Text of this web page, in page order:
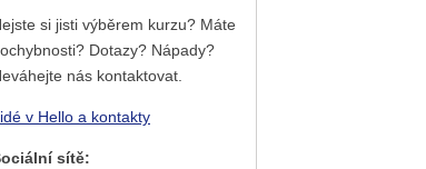
si jisti výběrem kurzu? Máte
Dotazy? Nápady?
nás kontaktovat.
v Hello a kontakty
sítě: